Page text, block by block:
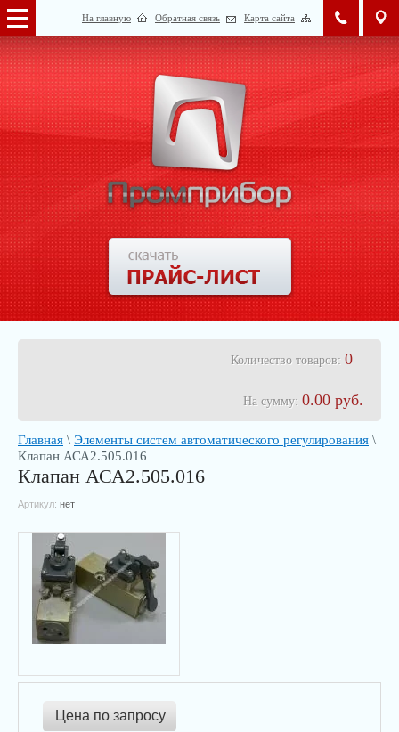
На главную Обратная связь Карта сайта
Количество товаров: 0
На сумму: 0.00 руб.
Главная \ Элементы систем автоматического регулирования \
Клапан АСА2.505.016
Клапан АСА2.505.016
Артикул: нет
Цена по запросу